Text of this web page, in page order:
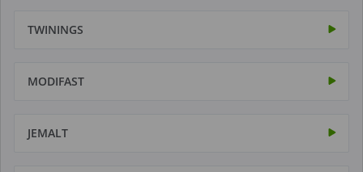
TWININGS
MODIFAST
JEMALT